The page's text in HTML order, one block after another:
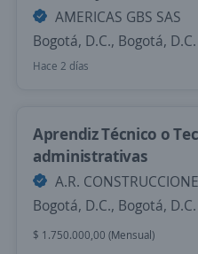
AMERICAS GBS SAS
Bogotá, D.C., Bogotá, D.C.
Hace 2 días
Aprendiz Técnico o
administrativas
A.R.
Bogotá, D.C., Bogotá, D.C.
$ 1.750.000,00 (Mensual)